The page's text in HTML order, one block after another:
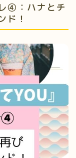
④：ハナとチ
ド！